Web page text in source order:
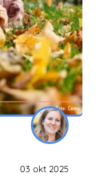
03 okt 2025